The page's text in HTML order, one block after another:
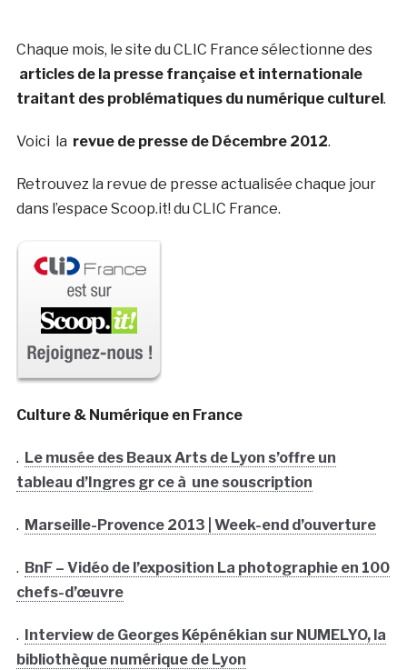
Chaque mois, le site du CLIC France sélectionne des
articles de la presse française et internationale
traitant des problématiques du numérique culturel .
Voici la revue de presse de Décembre 2012.
Retrouvez la revue de presse actualisée chaque jour
dans l’espace Scoop.it! du CLIC France.
Culture & Numérique en France
. Le musée des Beaux Arts de Lyon s’offre un
tableau d’Ingres gr ce à une souscription
. Marseille-Provence 2013 | Week-end d’ouverture
. BnF – Vidéo de l’exposition La photographie en 100
chefs-d’œuvre
.
Interview de Georges Képénékian sur NUMELYO, la
bibliothèque numérique de Lyon